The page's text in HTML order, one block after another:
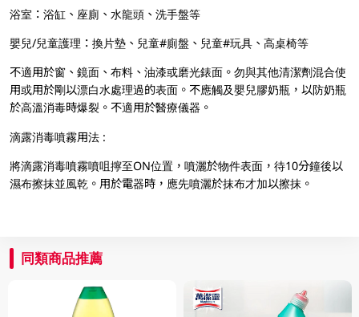
浴室：浴缸、座廁、水龍頭、洗手盤等
嬰兒/兒童護理：換片墊、兒童#廁盤、兒童#玩具、高桌椅等
不適用於窗、鏡面、布料、油漆或磨光錶面。勿與其他清潔劑混合使
用或用於剛以漂白水處理過的表面。不應觸及嬰兒膠奶瓶，以防奶瓶
於高溫消毒時爆裂。不適用於醫療儀器。
滴露消毒噴霧用法 :
將滴露消毒噴霧噴咀擰至ON位置，噴灑於物件表面，待10分鐘後以
濕布擦抹並風乾。用於電器時，應先噴灑於抹布才加以擦抹。
同類商品推薦